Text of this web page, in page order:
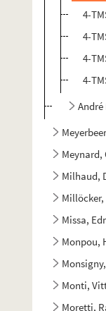
4-
4-
4-
4-
André
Meynard,
Milhaud,
Millöcker,
Missa,
Monpou,
Monti,
Moretti,